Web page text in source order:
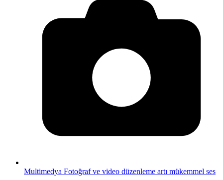
Multimedya Fotoğraf ve video düzenleme artı mükemmel ses